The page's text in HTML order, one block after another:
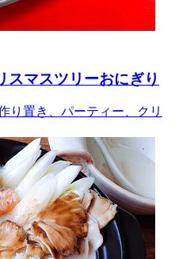
スマスツリーおにぎり
り置き、パーティー、クリ